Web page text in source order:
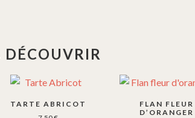
TARTE ABRICOT
FLAN FLEUR
D’ORANGER